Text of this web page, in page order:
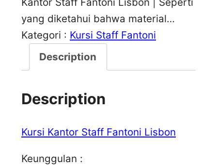
yang diketahui bahwa material…
Kategori : Kursi Staff Fantoni
Description
Description
Kursi Kantor Staff Fantoni Lisbon
Keunggulan :